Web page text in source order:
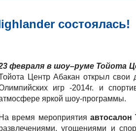
состоялась!
февраля в шоу–руме Тойота
Центр Абакан открыл
игр -2014г. и
яркой шоу-программы.
На время мероприятияавтосалон
угощениями и